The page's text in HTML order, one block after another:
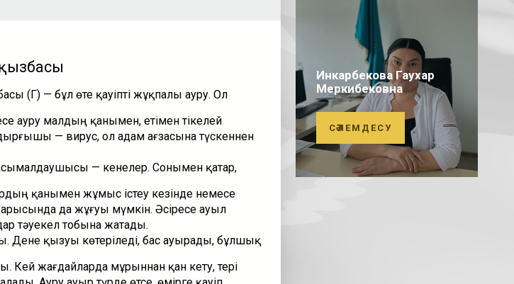
(ҚҚГҚ) — бұл өте қауіпті жұқпалы ауру. Ол
ауру малдың қанымен, етiмен тікелей
— вирус, ол адам ағзасына түскеннен
— кенелер. Сонымен қатар,
қанымен жұмыс істеу кезінде немесе
да жұғуы мүмкін. Әсіресе ауыл
тәуекел тобына жатады.
Дене қызуы көтеріледі, бас ауырады, бұлшық
Кей жағдайларда мұрыннан қан кету, тері
Инкарбекова Гаухар
Меркибековна
СӘЛЕМДЕСУ